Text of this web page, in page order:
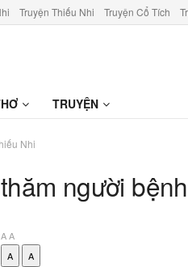
Truyện Thiếu Nhi Truyện Cổ Tích
TRUYỆN
Nhi
người bệnh
AA
A
A